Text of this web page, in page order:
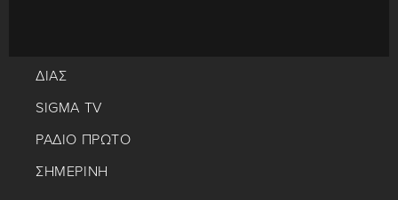
ΔΙΑΣ
SIGMA TV
ΡΑΔΙΟ ΠΡΩΤΟ
ΣΗΜΕΡΙΝΗ